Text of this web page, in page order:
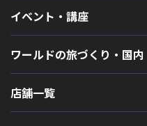
イベント・講座
ワールドの旅づくり・国内
店舗一覧